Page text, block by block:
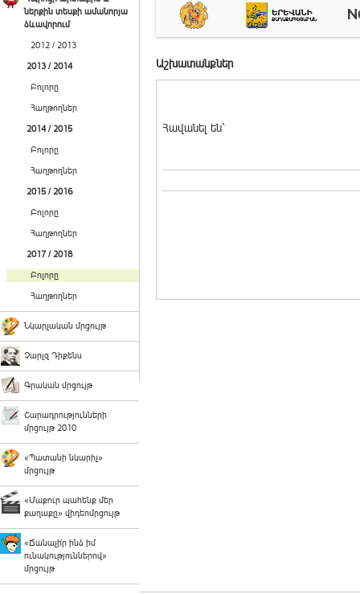
ներքին տեսքի ամանորյա
ձևավորում
2012 / 2013
2013 / 2014
Բոլորը
Հաղթողներ
2014 / 2015
Բոլորը
Հաղթողներ
2015 / 2016
Բոլորը
Հաղթողներ
2017 / 2018
Բոլորը
Հաղթողներ
Նկարչական մրցույթ
Չարլզ Դիքենս
Գրական մրցույթ
Շարադրությունների
մրցույթ 2010
«Պատանի նկարիչ»
մրցույթ
«Մաքուր պահենք մեր
քաղաքը» վիդեոմրցույթ
«Ճանաչի՛ր ինձ իմ
ունակություններով»
մրցույթ
Աշխատանքներ
Հավանել են`